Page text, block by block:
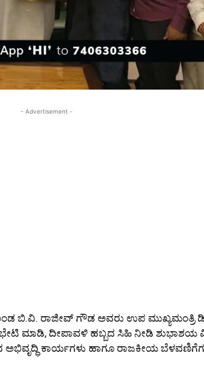
- Advertisement -
ಬಿ.ವಿ. ರಾಜೀವ್ ಗೌಡ ಅವರು ಉಪ ಮುಖ್ಯಮಂತ್ರಿ
ಭೇಟಿ ಮಾಡಿ, ದೀಪಾವಳಿ ಹಬ್ಬದ ಸಿಹಿ ನೀಡಿ
ಅಭಿವೃದ್ಧಿ ಕಾರ್ಯಗಳು ಹಾಗೂ ರಾಜಕೀಯ